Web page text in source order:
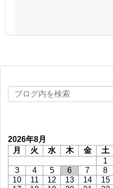
2026年8月
月
火 水 木 金 土
1
3
4 5 6 7 8
10
11 12 13 14 15